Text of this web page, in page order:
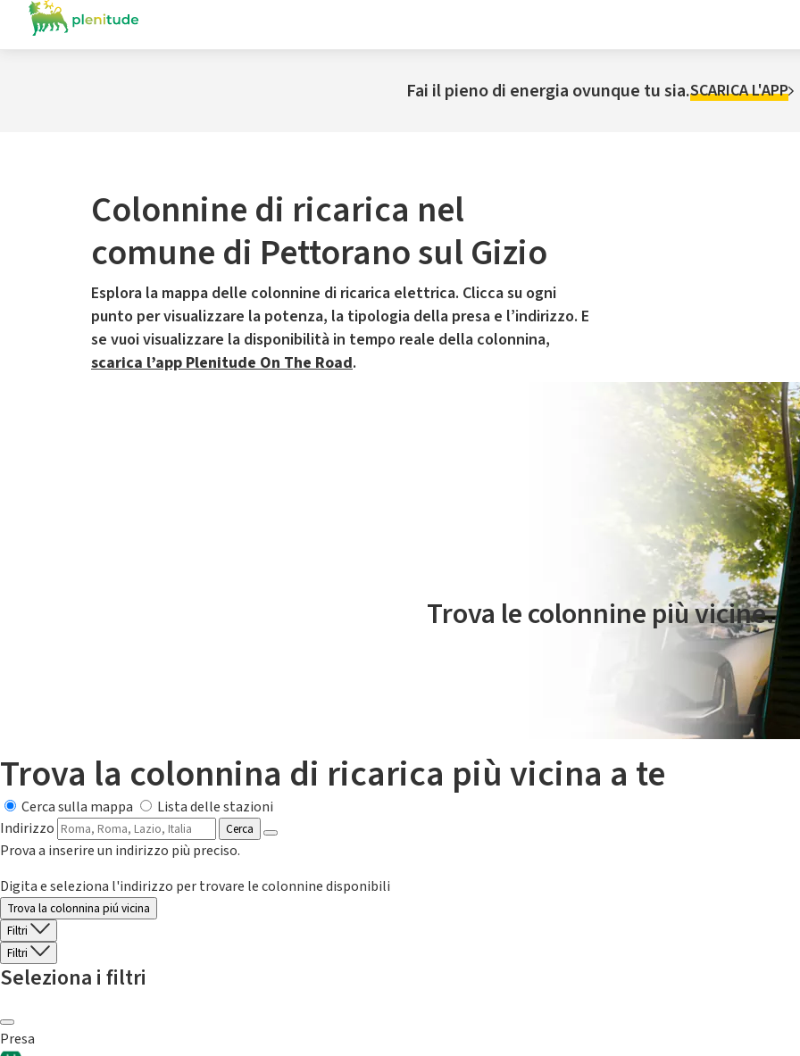
Fai il pieno di energia ovunque tu sia.SCARICA L'APP
Colonnine di ricarica nel
comune di Pettorano sul Gizio
Esplora la mappa delle colonnine di ricarica elettrica. Clicca su ogni
punto per visualizzare la potenza, la tipologia della presa e l’indirizzo. E
se vuoi visualizzare la disponibilità in tempo reale della colonnina,
scarica l’app Plenitude On The Road.
Il servizio di mobilità elettrica è gestito da Plenitude On The Road
Trova le colonnine più vicine.
Trova la colonnina di ricarica più vicina a te
Cerca sulla mappa
Lista delle stazioni
Indirizzo
Cerca
Prova a inserire un indirizzo più preciso.
Digita e seleziona l'indirizzo per trovare le colonnine disponibili
Trova la colonnina piú vicina
Filtri
Filtri
Seleziona i filtri
Presa